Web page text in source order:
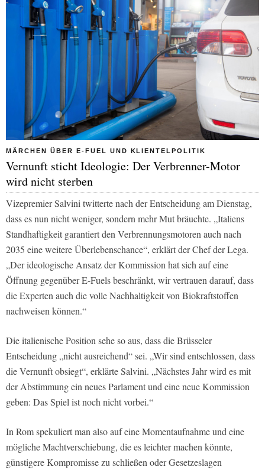
MÄRCHEN ÜBER E-FUEL UND KLIENTELPOLITIK
Vernunft sticht Ideologie: Der Verbrenner-Motor
wird nicht sterben
Vizepremier Salvini twitterte nach der Entscheidung am Dienstag,
dass es nun nicht weniger, sondern mehr Mut bräuchte. „Italiens
Standhaftigkeit garantiert den Verbrennungsmotoren auch nach
2035 eine weitere Überlebenschance“, erklärt der Chef der Lega.
„Der ideologische Ansatz der Kommission hat sich auf eine
Öffnung gegenüber E-Fuels beschränkt, wir vertrauen darauf, dass
die Experten auch die volle Nachhaltigkeit von Biokraftstoffen
nachweisen können.“
Die italienische Position sehe so aus, dass die Brüsseler
Entscheidung „nicht ausreichend“ sei. „Wir sind entschlossen, dass
die Vernunft obsiegt“, erklärte Salvini. „Nächstes Jahr wird es mit
der Abstimmung ein neues Parlament und eine neue Kommission
geben: Das Spiel ist noch nicht vorbei.“
In Rom spekuliert man also auf eine Momentaufnahme und eine
mögliche Machtverschiebung, die es leichter machen könnte,
günstigere Kompromisse zu schließen oder Gesetzeslagen